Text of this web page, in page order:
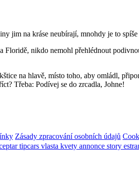
jim na kráse neubírají, mnohdy je to
nikdo nemohl přehlédnout
na hlavě, místo toho, aby omládl,
Třeba: Podívej se do zrcadla, Johne!
Zásady zpracování osobních údajů
tipcars vlasta kvety annonce story